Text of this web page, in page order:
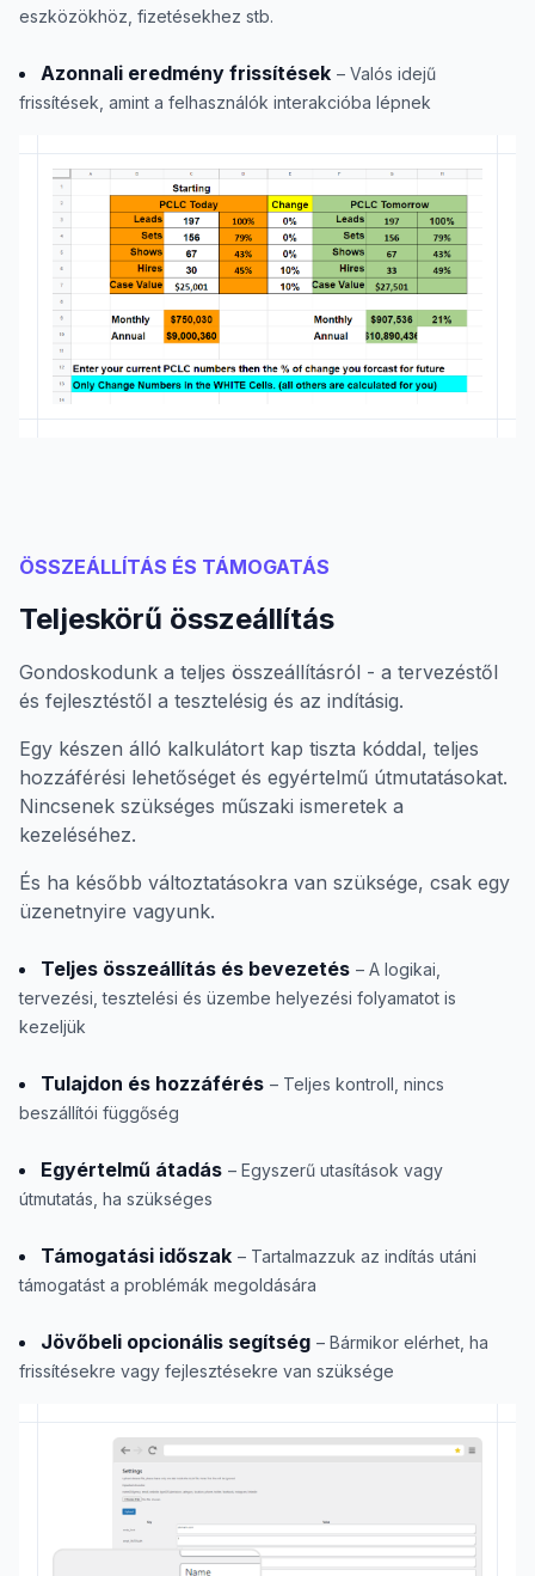
eszközökhöz, fizetésekhez stb.
Azonnali eredmény frissítések – Valós idejű
frissítések, amint a felhasználók interakcióba lépnek
ÖSSZEÁLLÍTÁS ÉS TÁMOGATÁS
Teljeskörű összeállítás
Gondoskodunk a teljes összeállításról - a tervezéstől
és fejlesztéstől a tesztelésig és az indításig.
Egy készen álló kalkulátort kap tiszta kóddal, teljes
hozzáférési lehetőséget és egyértelmű útmutatásokat.
Nincsenek szükséges műszaki ismeretek a
kezeléséhez.
És ha később változtatásokra van szüksége, csak egy
üzenetnyire vagyunk.
Teljes összeállítás és bevezetés – A logikai,
tervezési, tesztelési és üzembe helyezési folyamatot is
kezeljük
Tulajdon és hozzáférés – Teljes kontroll, nincs
beszállítói függőség
Egyértelmű átadás – Egyszerű utasítások vagy
útmutatás, ha szükséges
Támogatási időszak – Tartalmazzuk az indítás utáni
támogatást a problémák megoldására
Jövőbeli opcionális segítség – Bármikor elérhet, ha
frissítésekre vagy fejlesztésekre van szüksége